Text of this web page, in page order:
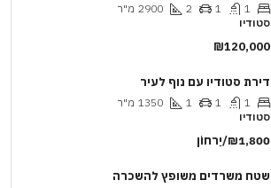
1
1
2
2900 מ"ר
סטודיו
₪120,000
דירת סטודיו עם נוף לעיר
1
1
1
1350 מ"ר
סטודיו
₪1,800/יַרחוֹן
שטח משרדים משופץ להשכרה